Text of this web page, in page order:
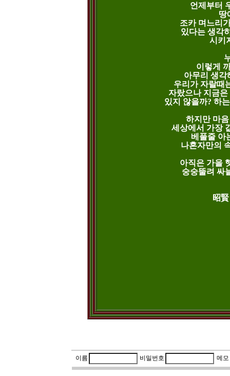
언제부터
땅
조카 며느리
있다는 생각
시키
이렇게
아무리 생각
우리가 자랄때
자랐으나 지금
있지 않을까? 하
하지만 마
세상에서 가장
베풀줄 아
나혼자만의
아직은 가을
숭숭뚤려 싸
昭
이름 비밀번호 메모